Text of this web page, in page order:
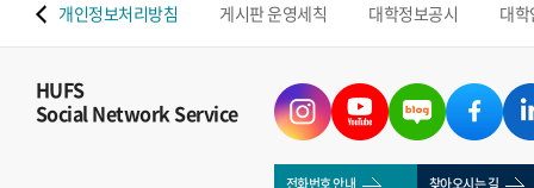
개인정보처리방침 게시판 운영세칙 대학정보공시 대
HUFS
Social Network Service
전화번호 안내 찾아오시는 길